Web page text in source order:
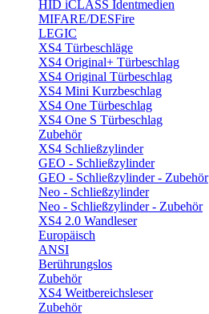
HID iCLASS Identmedien
MIFARE/DESFire
LEGIC
XS4 Türbeschläge
XS4 Original+ Türbeschlag
XS4 Original Türbeschlag
XS4 Mini Kurzbeschlag
XS4 One Türbeschlag
XS4 One S Türbeschlag
Zubehör
XS4 Schließzylinder
GEO - Schließzylinder
GEO - Schließzylinder - Zubehör
Neo - Schließzylinder
Neo - Schließzylinder - Zubehör
XS4 2.0 Wandleser
Europäisch
ANSI
Berührungslos
Zubehör
XS4 Weitbereichsleser
Zubehör